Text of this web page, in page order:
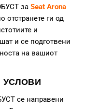
за Seat Arona
отстранете ги од
и
и се подготвени
на вашиот
УСЛОВИ
се направени